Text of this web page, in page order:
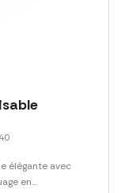
élégante avec
en...